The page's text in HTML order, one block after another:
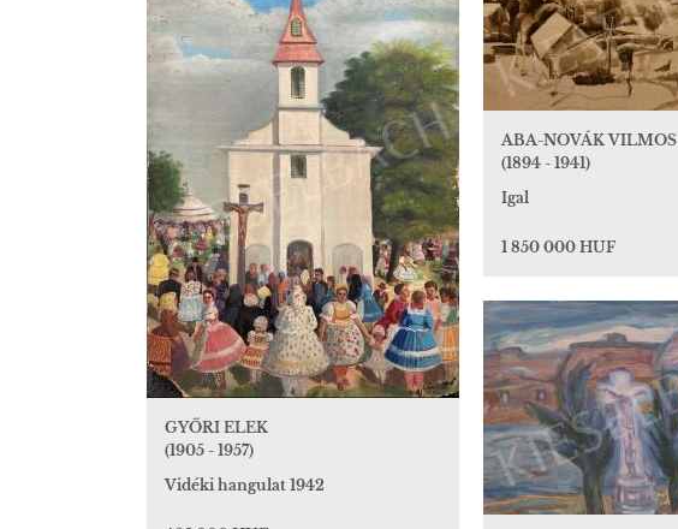
ABA-NOVÁK VILMOS
(1894 - 1941)
Igal
1 850 000 HUF
GYŐRI ELEK
(1905 - 1957)
Vidéki hangulat 1942